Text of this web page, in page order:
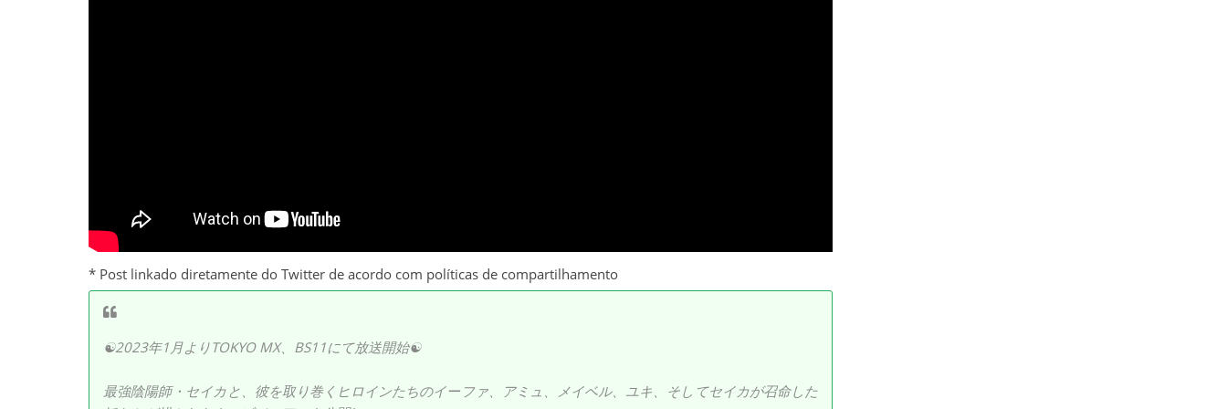
* Post linkado diretamente do Twitter de acordo com políticas de compartilhamento
☯2023年1月よりTOKYO MX、BS11にて放送開始☯
最強陰陽師・セイカと、彼を取り巻くヒロインたちのイーファ、アミュ、メイベル、ユキ、そしてセイカが召命した